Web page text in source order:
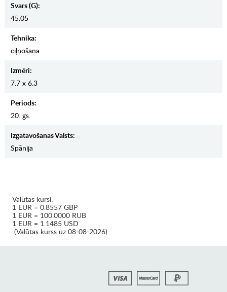
Svars (g):
45.05
Tehnika:
ciļņošana
Izmēri:
7.7 x 6.3
Periods:
20. gs.
Izgatavošanas Valsts:
Spānija
Valūtas kursi:
1 EUR = 0.8557 GBP
1 EUR = 100.0000 RUB
1 EUR = 1.1485 USD
(Valūtas kurss uz 08-08-2026)